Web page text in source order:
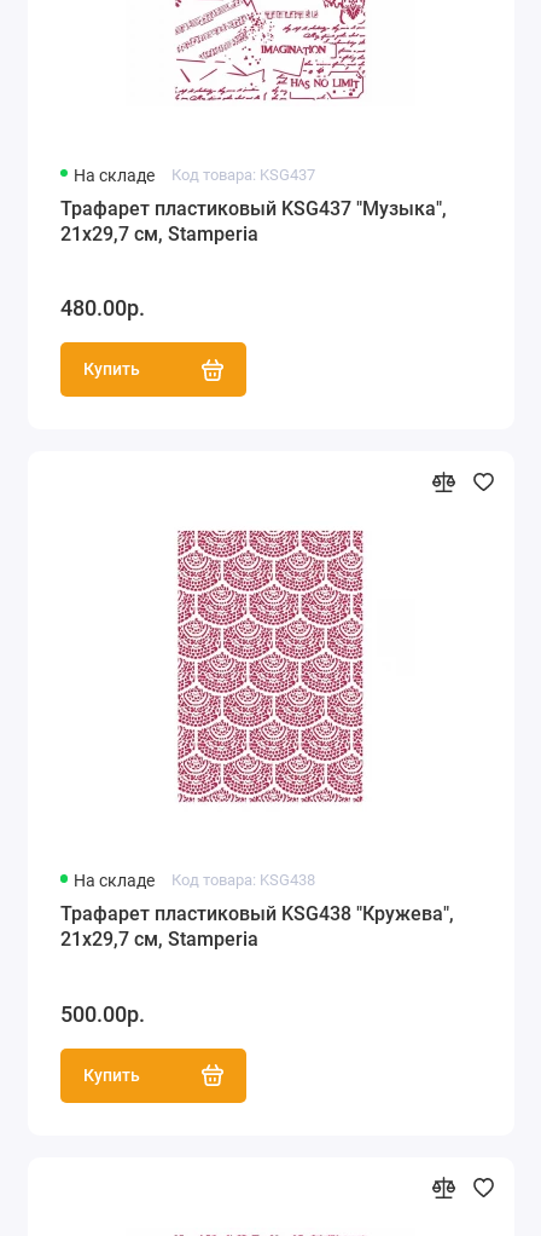
На складе Код товара: KSG437
Трафарет пластиковый KSG437 "Музыка",
21х29,7 см, Stamperia
480.00р.
Купить
На складе Код товара: KSG438
Трафарет пластиковый KSG438 "Кружева",
21х29,7 см, Stamperia
500.00р.
Купить